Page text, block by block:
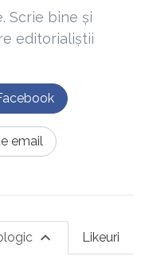
Scrie bine și
editorialiștii
email
Likeuri